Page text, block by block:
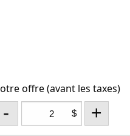
offre (avant les taxes)
- $ +